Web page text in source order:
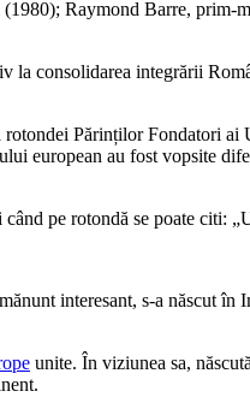
Raymond Barre, prim-
la consolidarea integrării
Părinților Fondatori
european au fost vopsite
pe rotondă se poate citi:
interesant, s-a născut în
unite. În viziunea sa,